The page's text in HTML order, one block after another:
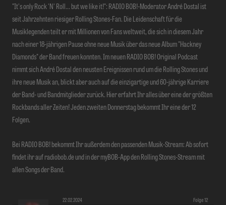
"It's only Rock 'N' Roll... but we like it!": RADIO BOB!-Moderator André Dostal ist
seit Jahrzehnten riesiger Rolling Stones-Fan. Die Leidenschaft für die
Musiklegenden teilt er mit Millionen von Fans weltweit, die sich in diesem Jahr
nach einer 18-jährigen Pause ohne neue Musik über das neue Album "Hackney
Diamonds" der Band freuen konnten. Im neuen RADIO BOB! Original Podcast
nimmt sich André Dostal den neusten Ereignissen rund um die Rolling Stones und
ihre neue Musik an, blickt aber auch auf die einzigartige und 60-jährige Karriere
der Band- und Bandmitglieder zurück. Hier erfahrt Ihr alles über eine der größten
Rockbands aller Zeiten! Jeden zweiten Donnerstag bekommt Ihr eine der 12
Folgen.
Bei RADIO BOB! bekommt Ihr außerdem den passenden Musik-Stream: Ab sofort
findet ihr auf radiobob.de und in der myBOB-App den Rolling Stones-Stream mit
allen Songs der Band.
22.02.2024 Folge 12